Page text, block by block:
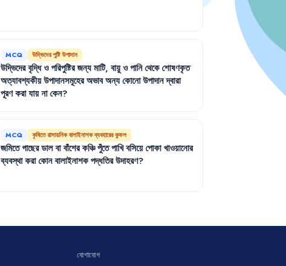
MCQ উদ্ভিদের পুষ্টি উপাদান
উদ্ভিদের বৃদ্ধি ও পরিপুষ্টির জন্য মাটি, বায়ু ও পানি থেকে শোষণকৃত
অত্যাবশ্যকীয় উপাদানসমূহের অভাব অন্য কোনো উপাদানদ্বারা
পূরণ করা যায় না কেন?
MCQ কৃষিতে রাসায়নিক বালাইনাশক ব্যবহারের কুফল
জমিতে গাছের ডাল বা বাঁশের কঞ্চি পুঁতে পাখি বসিয়ে পোকা খাওয়ানোর
ব্যবস্থা করা কোন বালাইনাশক পদ্ধতির উদাহরণ?
যোগাযোগ